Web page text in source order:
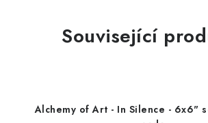
Související
Alchemy of Art - In Silence - 6x6"